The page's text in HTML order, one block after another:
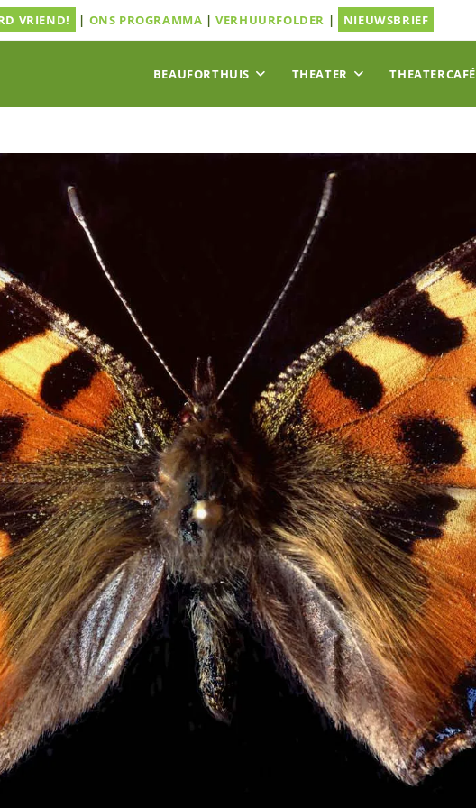
VRIEND! | ONS PROGRAMMA |VERHUURFOLDER | NIEUWSBRIEF
BEAUFORTHUIS THEATER THEATERCAFÉ